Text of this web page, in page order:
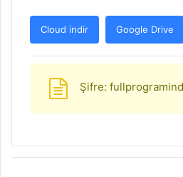
Cloud indir Google Drive
Şifre: